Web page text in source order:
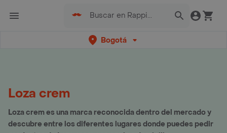
Bogotá
Loza crem
Loza crem es una marca reconocida dentro del mercado y
descubre entre los diferentes lugares donde puedes pedir